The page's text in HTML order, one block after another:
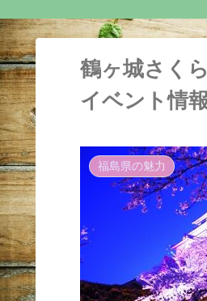
鶴ヶ城さく
イベント情
福島県の魅力